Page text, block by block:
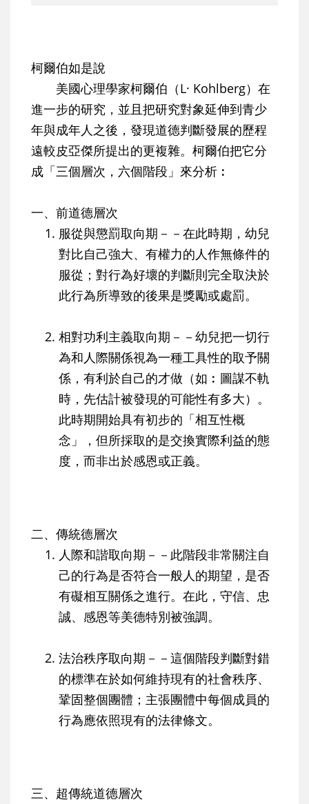
柯爾伯如是說
美國心理學家柯爾伯（L· Kohlberg）在
進一步的研究，並且把研究對象延伸到青少
年與成年人之後，發現道德判斷發展的歷程
遠較皮亞傑所提出的更複雜。柯爾伯把它分
成「三個層次，六個階段」來分析︰
一、前道德層次
服從與懲罰取向期－－在此時期，幼兒
對比自己強大、有權力的人作無條件的
服從；對行為好壞的判斷則完全取決於
此行為所導致的後果是獎勵或處罰。
相對功利主義取向期－－幼兒把一切行
為和人際關係視為一種工具性的取予關
係，有利於自己的才做（如︰圖謀不軌
時，先估計被發現的可能性有多大）。
此時期開始具有初步的「相互性概
念」，但所採取的是交換實際利益的態
度，而非出於感恩或正義。
二、傳統德層次
人際和諧取向期－－此階段非常關注自
己的行為是否符合一般人的期望，是否
有礙相互關係之進行。在此，守信、忠
誠、感恩等美德特別被強調。
法治秩序取向期－－這個階段判斷對錯
的標準在於如何維持現有的社會秩序、
鞏固整個團體；主張團體中每個成員的
行為應依照現有的法律條文。
三、超傳統道德層次